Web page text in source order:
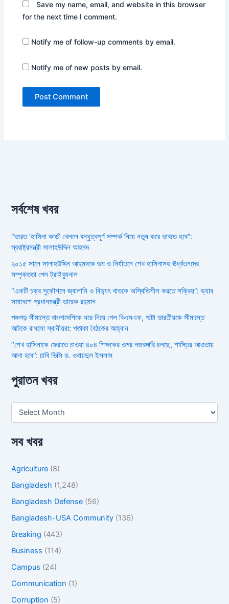
Save my name, email, and website in this browser
for the next time I comment.
Notify me of follow-up comments by email.
Notify me of new posts by email.
সর্বশেষ খবর
“ভারত ‘হাসিনা কার্ড’ খেললে বন্ধুত্বপূর্ণ সম্পর্ক নিয়ে নতুন করে ভাবতে হবে”:
স্বরাষ্ট্রমন্ত্রী সালাহউদ্দিন আহমদ
২০১৫ সালে সালাহউদ্দিন আহমদকে গুম ও নির্যাতনে শেখ হাসিনাসহ ঊর্ধ্বতনদের
সম্পৃক্ততা পেল ট্রাইব্যুনাল
“একটি চক্র সুকৌশলে জ্বালানি ও বিদ্যুৎ খাতকে অস্থিতিশীল করতে সক্রিয়”: ড্যাব
সমাবেশে প্রধানমন্ত্রী তারেক রহমান
পঞ্চগড় সীমান্তে বাংলাদেশিকে ধরে নিয়ে গেল বিএসএফ, পাল্টা ভারতীয়কে সীমান্তে
আটকে রাখলো স্থানীয়রা: পতাকা বৈঠকের আহ্বান
“শেখ হাসিনাকে ফেরাতে চাওয়া ৪০৪ শিক্ষকের ওপর নজরদারি চলছে, শাস্তির আওতায়
আনা হবে”: ঢাবি ভিসি ড. ওবায়দুল ইসলাম
পুরাতন খবর
সব খবর
Agriculture (8)
Bangladesh (1,248)
Bangladesh Defense (56)
Bangladesh-USA Community (136)
Breaking (443)
Business (114)
Campus (24)
Communication (1)
Corruption (5)